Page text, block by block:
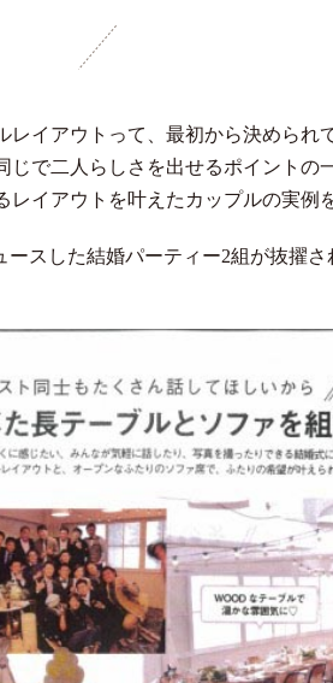
イアウトって、最初から決められ
で二人らしさを出せるポイントの
イアウトを叶えたカップルの実例
ースした結婚パーティー2組が抜擢